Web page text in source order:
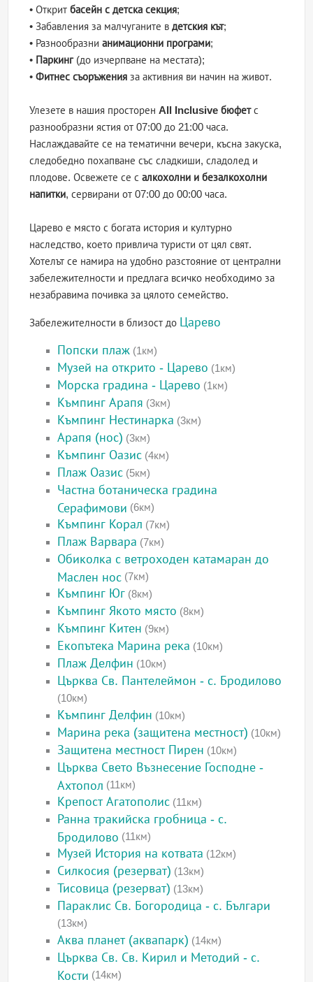
• Откритбасейн с детска секция;
• Забавления за малчуганите вдетския кът;
• Разнообразнианимационни програми;
• Паркинг(до изчерпване на местата);
•Фитнес съоръжения за активния ви начин на живот.
Улезете в нашия просторенAll Inclusive бюфетс
разнообразни ястия от 07:00 до 21:00 часа.
Наслаждавайте се на тематични вечери, късна закуска,
следобедно похапване със сладкиши, сладолед и
плодове. Освежете се салкохолни и безалкохолни
напитки, сервирани от 07:00 до 00:00 часа.
Царево е място с богата история и културно
наследство, което привлича туристи от цял свят.
Хотелът се намира на удобно разстояние от централни
забележителности и предлага всичко необходимо за
незабравима почивка за цялото семейство.
Забележителности в близост до Царево
Попски плаж (1км)
Музей на открито - Царево (1км)
Морска градина - Царево (1км)
Къмпинг Арапя (3км)
Къмпинг Нестинарка (3км)
Арапя (нос) (3км)
Къмпинг Оазис (4км)
Плаж Оазис (5км)
Частна ботаническа градина
Серафимови (6км)
Къмпинг Корал (7км)
Плаж Варвара (7км)
Обиколка с ветроходен катамаран до
Маслен нос (7км)
Къмпинг Юг (8км)
Къмпинг Якото място (8км)
Къмпинг Китен (9км)
Екопътека Марина река (10км)
Плаж Делфин (10км)
Църква Св. Пантелеймон - с. Бродилово
(10км)
Къмпинг Делфин (10км)
Марина река (защитена местност) (10км)
Защитена местност Пирен (10км)
Църква Свето Възнесение Господне -
Ахтопол (11км)
Крепост Агатополис (11км)
Ранна тракийска гробница - с.
Бродилово (11км)
Музей История на котвата (12км)
Силкосия (резерват) (13км)
Тисовица (резерват) (13км)
Параклис Св. Богородица - с. Българи
(13км)
Аква планет (аквапарк) (14км)
Църква Св. Св. Кирил и Методий - с.
Кости (14км)